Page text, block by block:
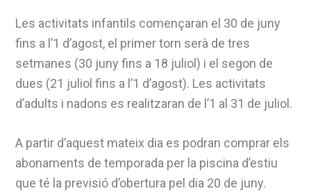
Les activitats infantils començaran el 30 de juny
fins a l’1 d’agost, el primer torn serà de tres
setmanes (30 juny fins a 18 juliol) i el segon de
dues (21 juliol fins a l’1 d’agost). Les activitats
d’adults i nadons es realitzaran de l’1 al 31 de juliol.
A partir d’aquest mateix dia es podran comprar els
abonaments de temporada per la piscina d’estiu
que té la previsió d’obertura pel dia 20 de juny.